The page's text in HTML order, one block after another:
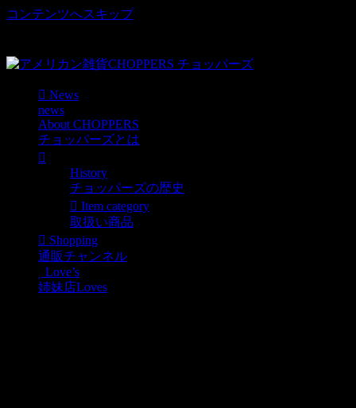
コンテンツへスキップ
News
news
About CHOPPERS
チョッパーズとは
History
チョッパーズの歴史
Item category
取扱い商品
Shopping
通販チャンネル
Love’s
姉妹店Loves